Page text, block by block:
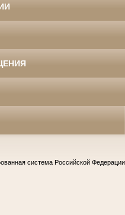
система Российской